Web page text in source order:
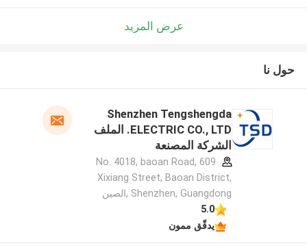
عرض المزيد
حول نا
Shenzhen Tengshengda
ELECTRIC CO., LTD. الملف
الشركة المصنعة
609 No. 4018, baoan Road,
Xixiang Street, Baoan District,
Shenzhen, Guangdong ,الصين
5.0
يدقّق ممون